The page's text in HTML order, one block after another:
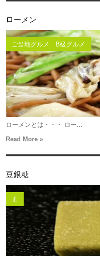
ローメン
ご当地グルメ B級グルメ
ローメンとは・・・ ロー...
Read More »
豆銀糖
ま